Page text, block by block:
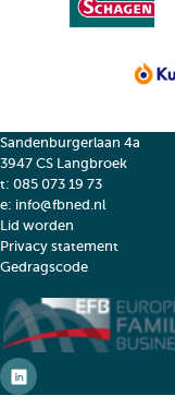
Sandenburgerlaan 4a
3947 CS Langbroek
t: 085 073 19 73
e: info@fbned.nl
Lid worden
Privacy statement
Gedragscode